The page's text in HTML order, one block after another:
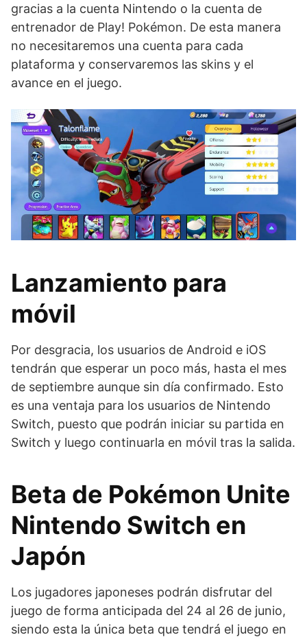
gracias a la cuenta Nintendo o la cuenta de
entrenador de Play! Pokémon. De esta manera
no necesitaremos una cuenta para cada
plataforma y conservaremos las skins y el
avance en el juego.
Lanzamiento para
móvil
Por desgracia, los usuarios de Android e iOS
tendrán que esperar un poco más, hasta el mes
de septiembre aunque sin día confirmado. Esto
es una ventaja para los usuarios de Nintendo
Switch, puesto que podrán iniciar su partida en
Switch y luego continuarla en móvil tras la salida.
Beta de Pokémon Unite
Nintendo Switch en
Japón
Los jugadores japoneses podrán disfrutar del
juego de forma anticipada del 24 al 26 de junio,
siendo esta la única beta que tendrá el juego en